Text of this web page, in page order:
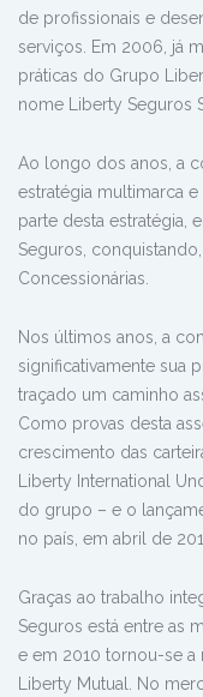
de profissionais e
serviços. Em 2006, já
práticas do Grupo
nome Liberty Seguros
Ao longo dos anos, a
estratégia multimarca
parte desta estratégia,
Seguros,
Concessionárias.
Nos últimos anos, a
significativamente sua
traçado um caminho
Como provas desta
crescimento das
Liberty International
do grupo – e o
no país, em abril de
Graças ao trabalho
Seguros está entre as
e em 2010 tornou-se
Liberty Mutual. No